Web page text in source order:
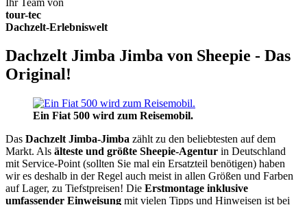
tour-tec
Dachzelt-Erlebniswelt
Dachzelt Jimba Jimba von Sheepie - Das
Original!
Ein Fiat 500 wird zum Reisemobil.
Das Dachzelt Jimba-Jimba zählt zu den beliebtesten auf dem
Markt. Als älteste und größte Sheepie-Agentur in Deutschland
mit Service-Point (sollten Sie mal ein Ersatzteil benötigen) haben
wir es deshalb in der Regel auch meist in allen Größen und Farben
auf Lager, zu Tiefstpreisen! Die Erstmontage inklusive
umfassender Einweisung mit vielen Tipps und Hinweisen ist bei